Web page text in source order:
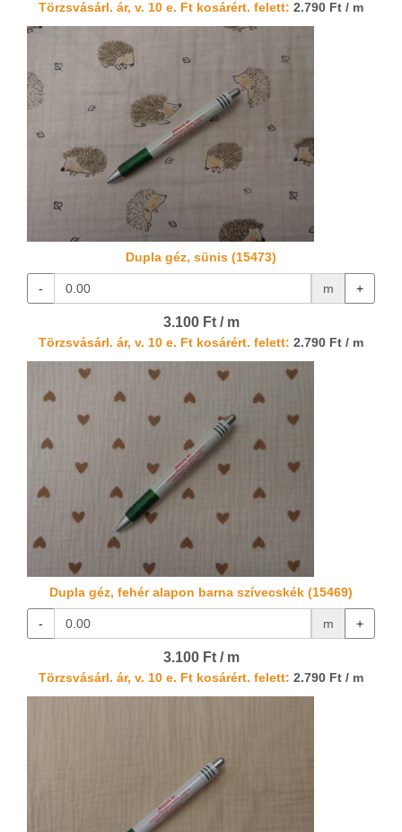
Törzsvásárl. ár, v. 10 e. Ft kosárért. felett: 2.790 Ft / m
Dupla géz, sünis (15473)
- m +
3.100 Ft / m
Törzsvásárl. ár, v. 10 e. Ft kosárért. felett: 2.790 Ft / m
Dupla géz, fehér alapon barna szívecskék (15469)
- m +
3.100 Ft / m
Törzsvásárl. ár, v. 10 e. Ft kosárért. felett: 2.790 Ft / m